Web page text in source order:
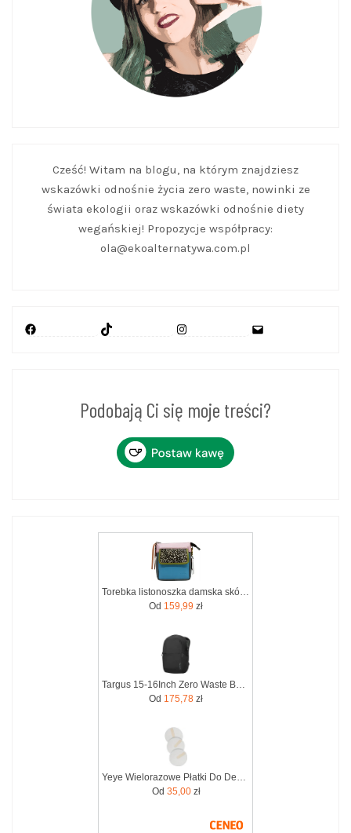
Cześć! Witam na blogu, na którym znajdziesz
wskazówki odnośnie życia zero waste, nowinki ze
świata ekologii oraz wskazówki odnośnie diety
wegańskiej! Propozycje współpracy:
ola@ekoalternatywa.com.pl
Facebook
TikTok
Instagram
Mail
Podobają Ci się moje treści?
Torebka listonoszka damska skórzana regulowany pasek zero waste OLIVKA
Od 159,99 zł
Targus 15-16Inch Zero Waste Backpack (TBB641GL)
Od 175,78 zł
Yeye Wielorazowe Płatki Do Demakijażu 7 Szt. Zero Waste
Od 35,00zł